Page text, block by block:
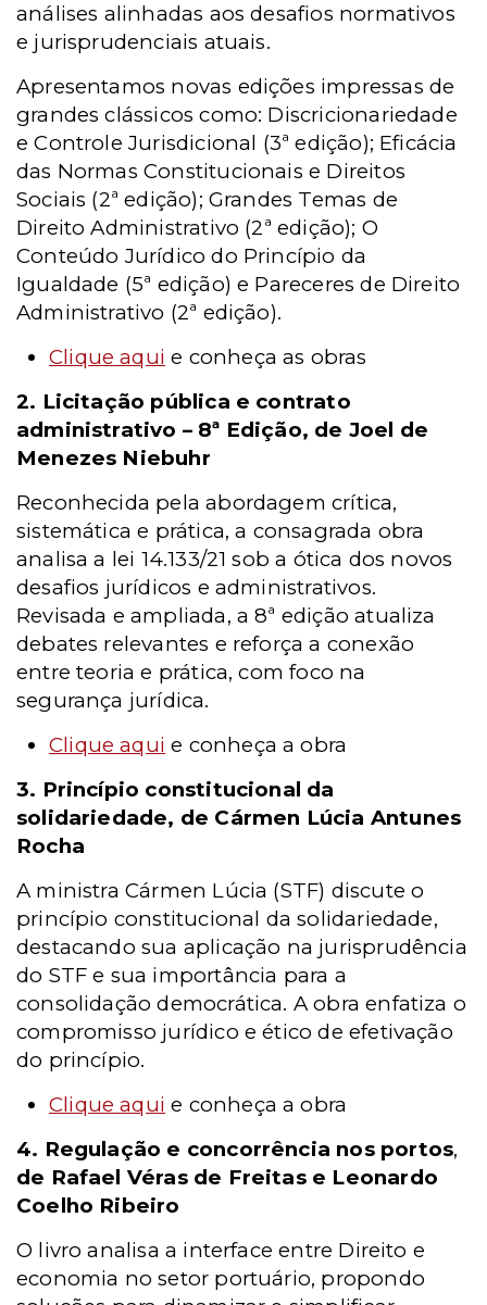
análises alinhadas aos desafios normativos
e jurisprudenciais atuais.
Apresentamos novas edições impressas de
grandes clássicos como: Discricionariedade
e Controle Jurisdicional (3ª edição); Eficácia
das Normas Constitucionais e Direitos
Sociais (2ª edição); Grandes Temas de
Direito Administrativo (2ª edição); O
Conteúdo Jurídico do Princípio da
Igualdade (5ª edição) e Pareceres de Direito
Administrativo (2ª edição).
Clique aqui e conheça as obras
2. Licitação pública e contrato
administrativo – 8ª Edição, de Joel de
Menezes Niebuhr
Reconhecida pela abordagem crítica,
sistemática e prática, a consagrada obra
analisa a lei 14.133/21 sob a ótica dos novos
desafios jurídicos e administrativos.
Revisada e ampliada, a 8ª edição atualiza
debates relevantes e reforça a conexão
entre teoria e prática, com foco na
segurança jurídica.
Clique aqui e conheça a obra
3. Princípio constitucional da
solidariedade, de Cármen Lúcia Antunes
Rocha
A ministra Cármen Lúcia (STF) discute o
princípio constitucional da solidariedade,
destacando sua aplicação na jurisprudência
do STF e sua importância para a
consolidação democrática. A obra enfatiza o
compromisso jurídico e ético de efetivação
do princípio.
Clique aqui e conheça a obra
4. Regulação e concorrência nos portos,
de Rafael Véras de Freitas e Leonardo
Coelho Ribeiro
O livro analisa a interface entre Direito e
economia no setor portuário, propondo